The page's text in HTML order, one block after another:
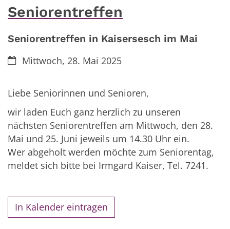
Seniorentreffen
Seniorentreffen in Kaisersesch im Mai
Datum:Mittwoch, 28. Mai 2025
Liebe Seniorinnen und Senioren,
wir laden Euch ganz herzlich zu unseren
nächsten Seniorentreffen am Mittwoch, den 28.
Mai und 25. Juni jeweils um 14.30 Uhr ein.
Wer abgeholt werden möchte zum Seniorentag,
meldet sich bitte bei Irmgard Kaiser, Tel. 7241.
In Kalender eintragen